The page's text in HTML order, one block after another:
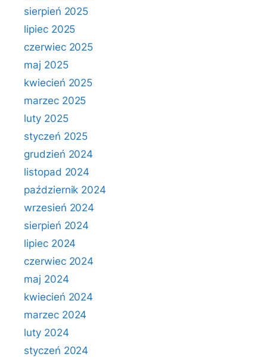
sierpień 2025
lipiec 2025
czerwiec 2025
maj 2025
kwiecień 2025
marzec 2025
luty 2025
styczeń 2025
grudzień 2024
listopad 2024
październik 2024
wrzesień 2024
sierpień 2024
lipiec 2024
czerwiec 2024
maj 2024
kwiecień 2024
marzec 2024
luty 2024
styczeń 2024